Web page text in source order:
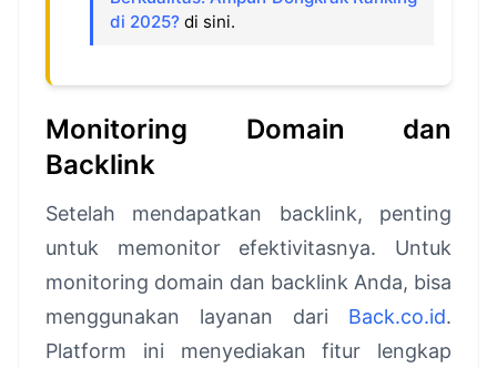
di 2025? di sini.
Monitoring Domain dan
Backlink
Setelah mendapatkan backlink, penting
untuk memonitor efektivitasnya. Untuk
monitoring domain dan backlink Anda, bisa
menggunakan layanan dari Back.co.id.
Platform ini menyediakan fitur lengkap